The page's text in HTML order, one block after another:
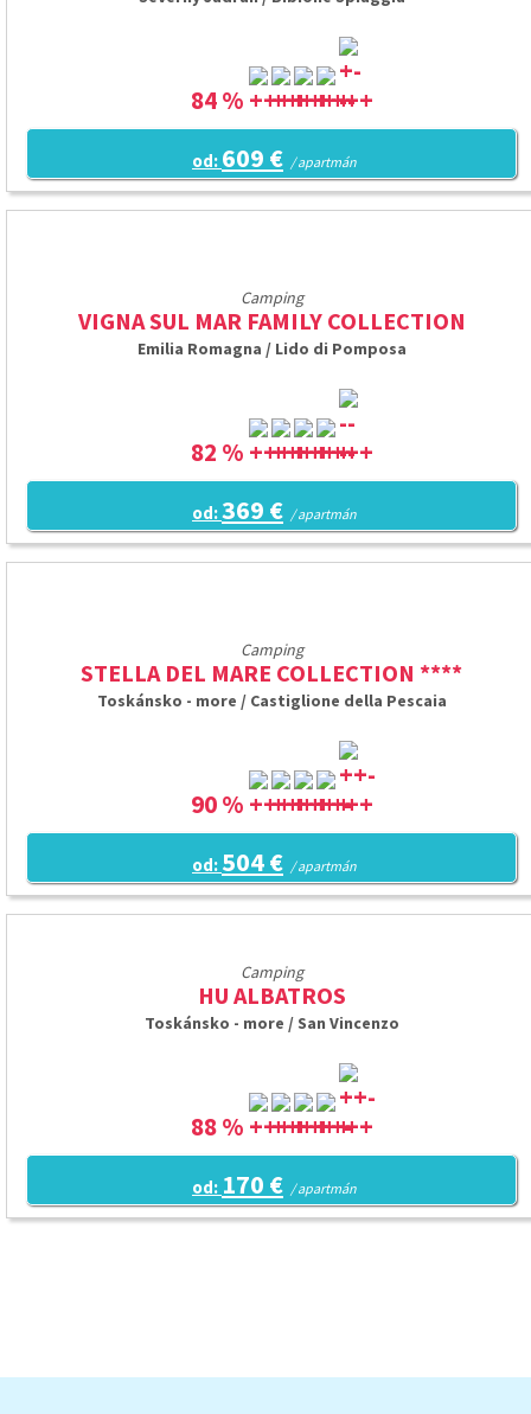
84 %
od: 609 € / apartmán
Camping
VIGNA SUL MAR FAMILY COLLECTION
Emilia Romagna / Lido di Pomposa
82 %
od:369 € / apartmán
Camping
STELLA DEL MARE COLLECTION ****
Toskánsko - more / Castiglione della Pescaia
90 %
od: 504 € / apartmán
Camping
HU ALBATROS
Toskánsko - more / San Vincenzo
88 %
od: 170 € / apartmán